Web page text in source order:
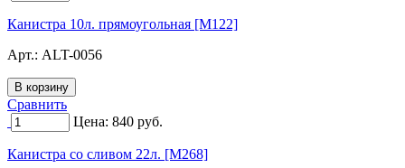
Канистра 10л. прямоугольная [M122]
Арт.: ALT-0056
Сравнить
Цена: 840 руб.
Канистра со сливом 22л. [M268]